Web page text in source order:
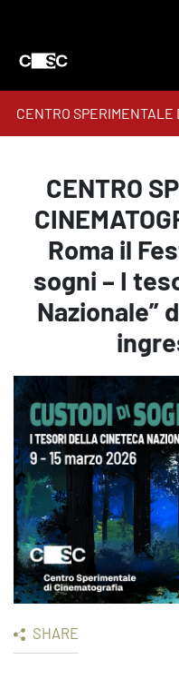
CENTRO SPERIMENTALE
ROMA IL FESTIVAL
CENTRO
Roma il
sogni – I
Nazionale”
SHARE